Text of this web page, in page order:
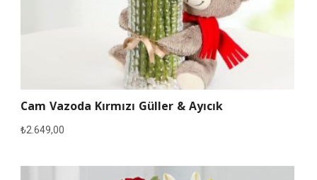
Cam Vazoda Kırmızı Güller & Ayıcık
₺2.649,00